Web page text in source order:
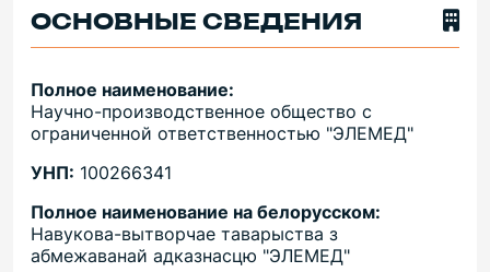
ОСНОВНЫЕ СВЕДЕНИЯ
Полное наименование:
Научно-производственное общество с
ограниченной ответственностью "ЭЛЕМЕД"
УНП: 100266341
Полное наименование на белорусском:
Навукова-вытворчае таварыства з
абмежаванай адказнасцю "ЭЛЕМЕД"